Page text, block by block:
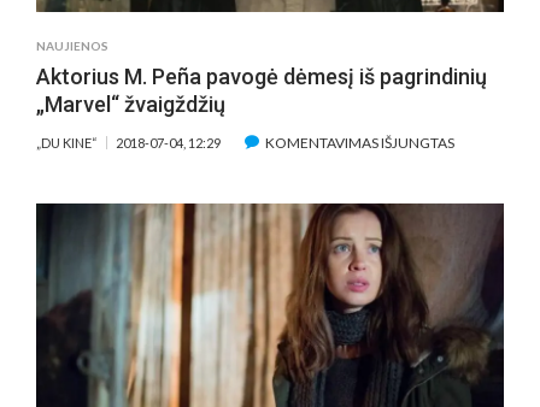
NAUJIENOS
Aktorius M. Peña pavogė dėmesį iš pagrindinių
„Marvel“ žvaigždžių
„DU KINE“ 2018-07-04, 12:29 KOMENTAVIMAS IŠJUNGTASĮRAŠE
DĖMESĮ
„MARVEL“
ŽVAIGŽDŽIŲ